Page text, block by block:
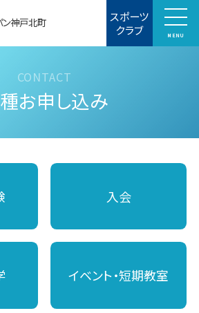
ン神戸北町 スポーツ
クラブ MENU
お申し込み
入会
イベント・短期教室